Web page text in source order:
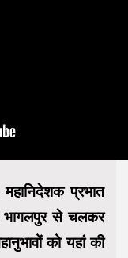
प्रभात
भागलपुर से चलकर
को यहां की